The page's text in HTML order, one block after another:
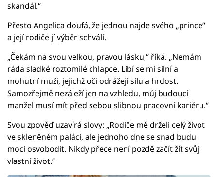
skandál.“
Přesto Angelica doufá, že jednou najde svého „prince“
a její rodiče jí výběr schválí.
„Čekám na svou velkou, pravou lásku,“ říká. „Nemám
ráda sladké roztomilé chlapce. Líbí se mi silní a
mohutní muži, jejichž oči odrážejí sílu a hrdost.
Samozřejmě nezáleží jen na vzhledu, můj budoucí
manžel musí mít před sebou slibnou pracovní kariéru.“
Svou zpověď uzavírá slovy: „Rodiče mě drželi celý život
ve skleněném paláci, ale jednoho dne se snad budu
moci osvobodit. Nikdy přece není pozdě začít žít svůj
vlastní život.“